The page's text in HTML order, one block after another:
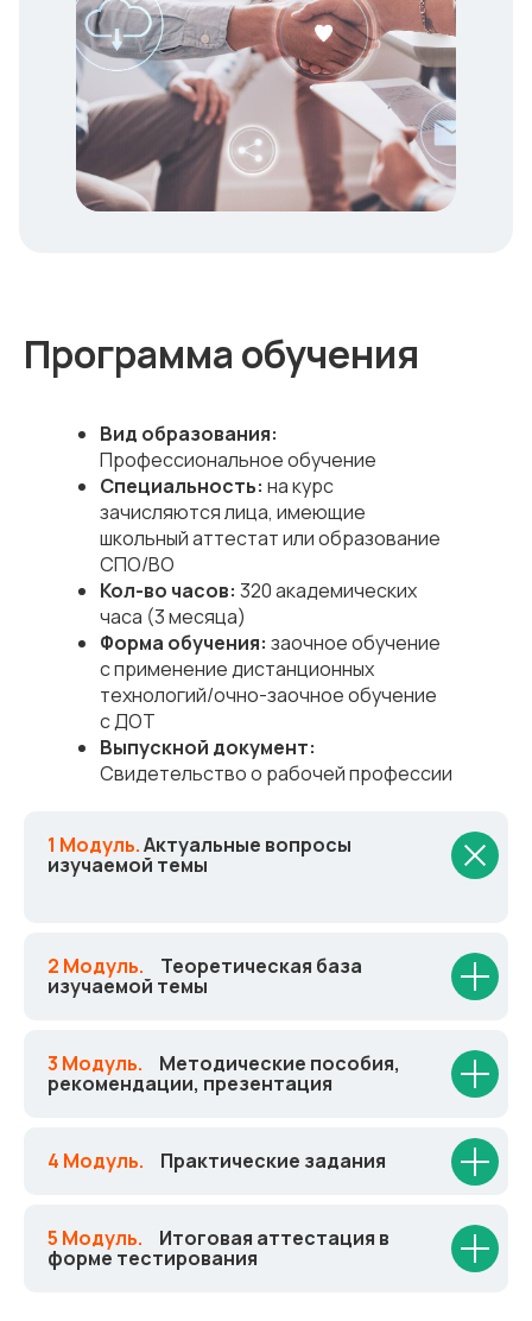
Программа обучения
Вид образования:
Профессиональное обучение
Специальность: на курс
зачисляются лица, имеющие
школьный аттестат или образование
СПО/ВО
Кол-во часов: 320 академических
часа (3 месяца)
Форма обучения: заочное обучение
с применение дистанционных
технологий/очно-заочное обучение
с ДОТ
Выпускной документ:
Свидетельство о рабочей профессии
1 Модуль.Актуальные вопросы
изучаемой темы
2 Модуль. Теоретическая база
изучаемой темы
3 Модуль. Методические пособия,
рекомендации, презентация
4 Модуль. Практические задания
5 Модуль. Итоговая аттестация в
форме тестирования